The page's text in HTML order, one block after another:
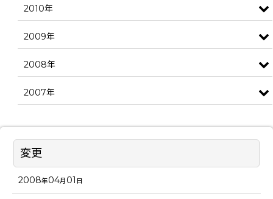
変更
2008年04月 01 日
2010年
2009年
2008年
2007年